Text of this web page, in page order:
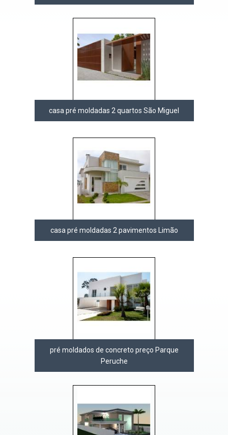
casa pré moldadas 2 quartos São Miguel
casa pré moldadas 2 pavimentos Limão
pré moldados de concreto preço Parque
Peruche